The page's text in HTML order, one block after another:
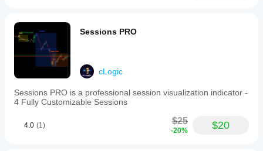
Sessions PRO
cLogic
Sessions PRO is a professional session visualization indicator -
4 Fully Customizable Sessions
4.0 (1) $25
-20% $20